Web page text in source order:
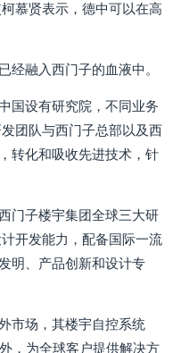
慕贤表示，德中可以在高
经融入西门子的血液中。
国设有研究院，不同业务
团队与西门子总部以及西
转化和吸收先进技术，针
门子楼宇集团全球三大研
开发能力，配备国际一流
明、产品创新和设计专
市场，其楼宇自控系统
，为全球客户提供解决方